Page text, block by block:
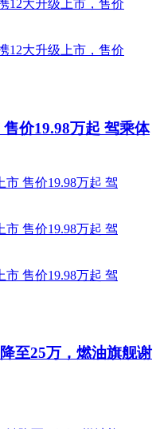
价19.98万起 驾乘体
至25万，燃油旗舰谢